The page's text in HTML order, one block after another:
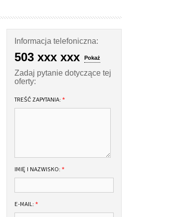
Informacja telefoniczna:
503 xxx xxx Pokaż
Zadaj pytanie dotyczące tej
oferty:
TREŚĆ ZAPYTANIA: *
IMIĘ I NAZWISKO: *
E-MAIL: *